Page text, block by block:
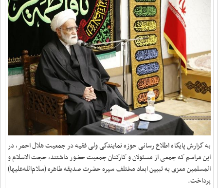
به گزارش پایگاه اطلاع رسانی حوزه نمایندگی ولی فقیه در جمعیت هلال احمر، در
این مراسم که جمعی از مسئولان و کارکنان جمعیت حضور داشتند، حجت الاسلام و
المسلمین معزی به تبیین ابعاد مختلف سیره حضرت صدیقه طاهره (سلام‌الله‌علیها)
پرداخت.